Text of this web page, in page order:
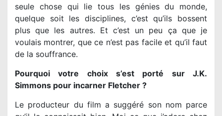
seule chose qui lie tous les génies du monde,
quelque soit les disciplines, c’est qu’ils bossent
plus que les autres. Et c’est un peu ça que je
voulais montrer, que ce n’est pas facile et qu’il faut
de la souffrance.
Pourquoi votre choix s’est porté sur J.K.
Simmons pour incarner Fletcher ?
Le producteur du film a suggéré son nom parce